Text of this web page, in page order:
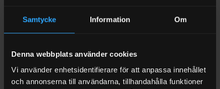
Samtycke Information Om
Denna webbplats använder cookies
Vi använder enhetsidentifierare för att anpassa innehållet
och annonserna till användarna, tillhandahålla funktioner
VARUMÄRKE